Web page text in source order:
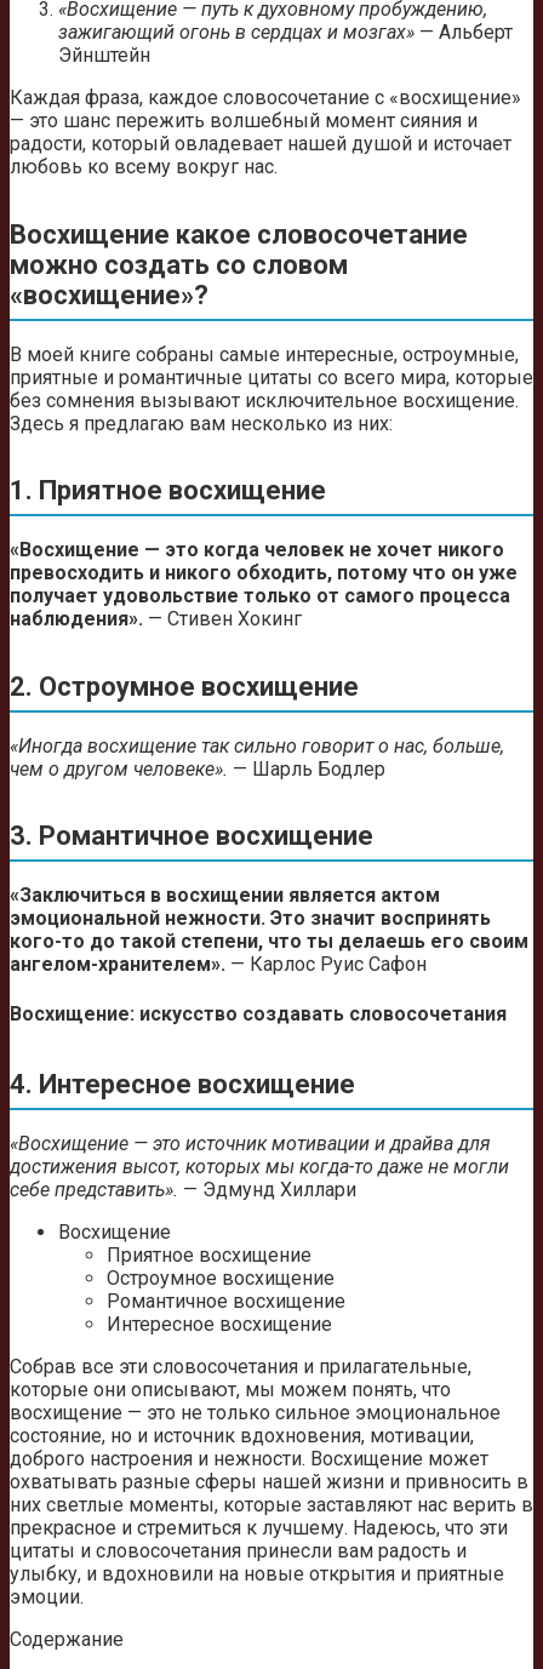
«Восхищение — путь к духовному пробуждению,
зажигающий огонь в сердцах и мозгах» — Альберт
Эйнштейн
Каждая фраза, каждое словосочетание с «восхищение»
— это шанс пережить волшебный момент сияния и
радости, который овладевает нашей душой и источает
любовь ко всему вокруг нас.
Восхищение какое словосочетание
можно создать со словом
«восхищение»?
В моей книге собраны самые интересные, остроумные,
приятные и романтичные цитаты со всего мира, которые
без сомнения вызывают исключительное восхищение.
Здесь я предлагаю вам несколько из них:
1. Приятное восхищение
«Восхищение — это когда человек не хочет никого
превосходить и никого обходить, потому что он уже
получает удовольствие только от самого процесса
наблюдения». — Стивен Хокинг
2. Остроумное восхищение
«Иногда восхищение так сильно говорит о нас, больше,
чем о другом человеке». — Шарль Бодлер
3. Романтичное восхищение
«Заключиться в восхищении является актом
эмоциональной нежности. Это значит воспринять
кого-то до такой степени, что ты делаешь его своим
ангелом-хранителем». — Карлос Руис Сафон
Восхищение: искусство создавать словосочетания
4. Интересное восхищение
«Восхищение — это источник мотивации и драйва для
достижения высот, которых мы когда-то даже не могли
себе представить». — Эдмунд Хиллари
Восхищение
Приятное восхищение
Остроумное восхищение
Романтичное восхищение
Интересное восхищение
Собрав все эти словосочетания и прилагательные,
которые они описывают, мы можем понять, что
восхищение — это не только сильное эмоциональное
состояние, но и источник вдохновения, мотивации,
доброго настроения и нежности. Восхищение может
охватывать разные сферы нашей жизни и привносить в
них светлые моменты, которые заставляют нас верить в
прекрасное и стремиться к лучшему. Надеюсь, что эти
цитаты и словосочетания принесли вам радость и
улыбку, и вдохновили на новые открытия и приятные
эмоции.
Содержание